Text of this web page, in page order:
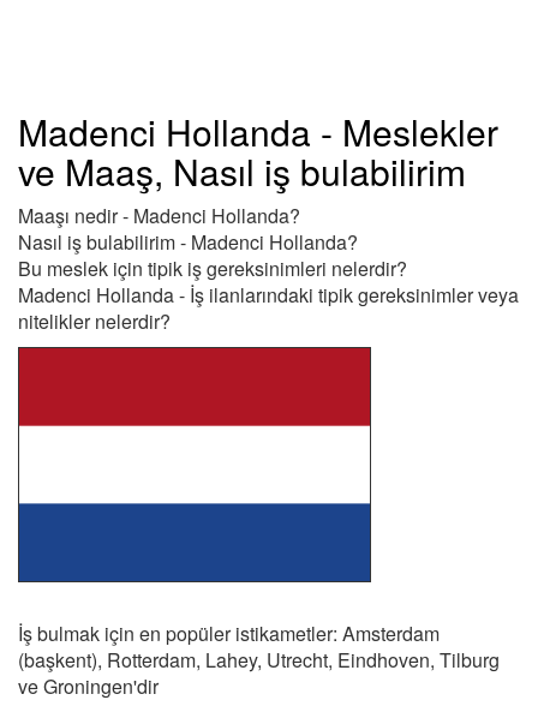
Madenci Hollanda - Meslekler
ve Maaş, Nasıl iş bulabilirim
Maaşı nedir - Madenci Hollanda?
Nasıl iş bulabilirim - Madenci Hollanda?
Bu meslek için tipik iş gereksinimleri nelerdir?
Madenci Hollanda - İş ilanlarındaki tipik gereksinimler veya
nitelikler nelerdir?
İş bulmak için en popüler istikametler: Amsterdam
(başkent), Rotterdam, Lahey, Utrecht, Eindhoven, Tilburg
ve Groningen'dir